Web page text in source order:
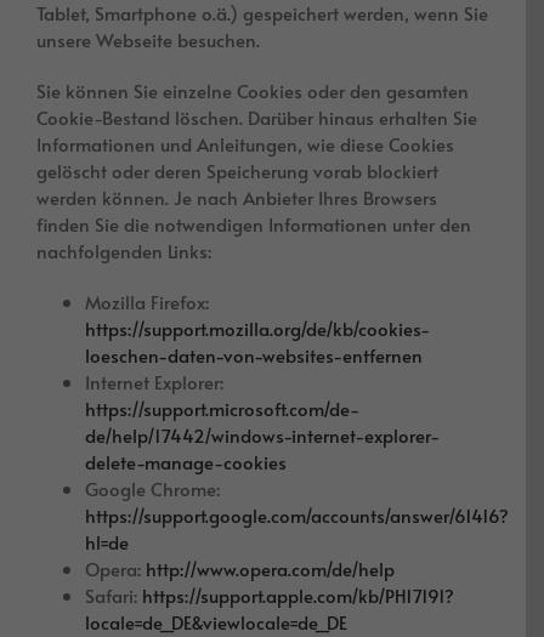
Tablet, Smartphone o.ä.) gespeichert werden, wenn Sie
unsere Webseite besuchen.
Sie können Sie einzelne Cookies oder den gesamten
Cookie-Bestand löschen. Darüber hinaus erhalten Sie
Informationen und Anleitungen, wie diese Cookies
gelöscht oder deren Speicherung vorab blockiert
werden können. Je nach Anbieter Ihres Browsers
finden Sie die notwendigen Informationen unter den
nachfolgenden Links:
Mozilla Firefox:
https://support.mozilla.org/de/kb/cookies-
loeschen-daten-von-websites-entfernen
Internet Explorer:
https://support.microsoft.com/de-
de/help/17442/windows-internet-explorer-
delete-manage-cookies
Google Chrome:
https://support.google.com/accounts/answer/61416?
hl=de
Opera: http://www.opera.com/de/help
Safari: https://support.apple.com/kb/PH17191?
locale=de_DE&viewlocale=de_DE